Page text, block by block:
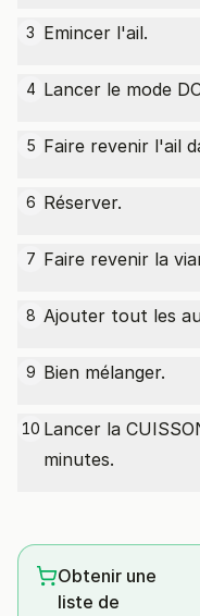
3 Emincer l'ail.
4 Lancer le mode
5 Faire revenir l'ail
6 Réserver.
7 Faire revenir la
8 Ajouter tout les
9 Bien mélanger.
10 Lancer la
minutes.
Obtenir une
liste de